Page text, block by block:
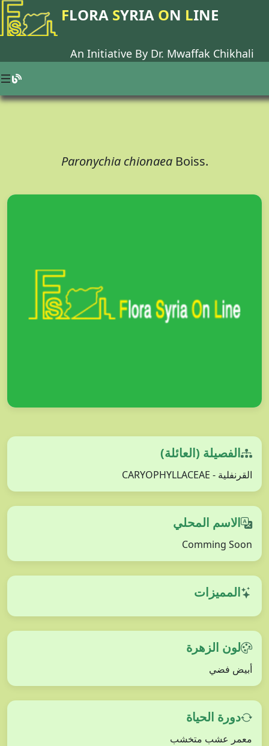
FLORA SYRIA ON LINE
An Initiative By Dr. Mwaffak Chikhali
Paronychia chionaea Boiss.
الفصيلة (العائلة)
القرنفلية - CARYOPHYLLACEAE
الاسم المحلي
Comming Soon
المميزات
لون الزهرة
أبيض فضي
دورة الحياة
معمر عشب متخشب